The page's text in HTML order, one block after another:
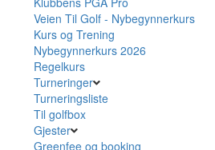
Veien Til Golf - Nybegynnerkurs
Kurs og Trening
Nybegynnerkurs 2026
Regelkurs
Turneringer
Turneringsliste
Til golfbox
Gjester
Greenfee og booking